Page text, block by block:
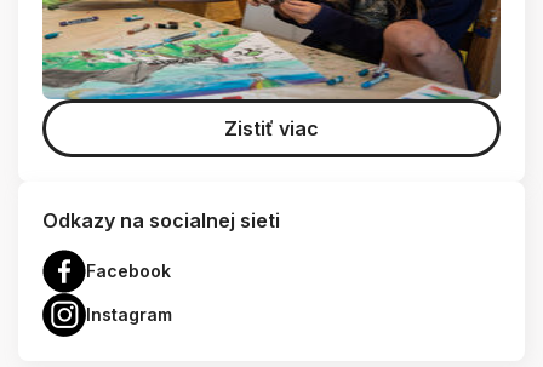
Zistiť viac
Odkazy na socialnej sieti
Facebook
Instagram